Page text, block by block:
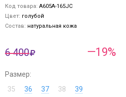
Код товара: A605A-165JC
Цвет: голубой
Состав: натуральная кожа
6 400 —19%
Размер:
35
36 37 38
39